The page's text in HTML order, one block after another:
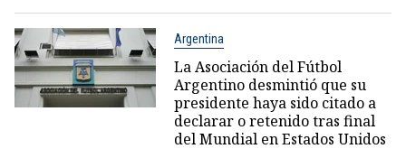
Argentina
La Asociación del Fútbol
Argentino desmintió que su
presidente haya sido citado a
declarar o retenido tras final
del Mundial en Estados Unidos